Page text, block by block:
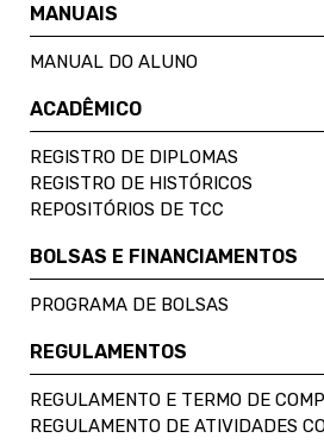
MANUAIS
MANUAL DO ALUNO
ACADÊMICO
REGISTRO DE DIPLOMAS
REGISTRO DE HISTÓRICOS
REPOSITÓRIOS DE TCC
BOLSAS E FINANCIAMENTOS
PROGRAMA DE BOLSAS
REGULAMENTOS
REGULAMENTO E TERMO DE
REGULAMENTO DE ATIVIDADES